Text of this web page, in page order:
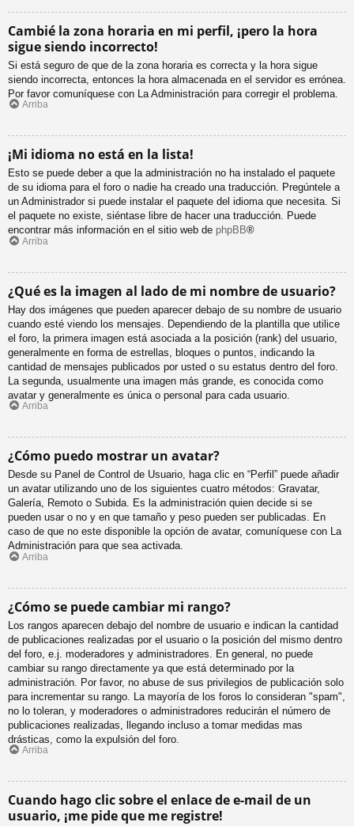
Cambié la zona horaria en mi perfil, ¡pero la hora
sigue siendo incorrecto!
Si está seguro de que de la zona horaria es correcta y la hora sigue
siendo incorrecta, entonces la hora almacenada en el servidor es errónea.
Por favor comuníquese con La Administración para corregir el problema.
Arriba
¡Mi idioma no está en la lista!
Esto se puede deber a que la administración no ha instalado el paquete
de su idioma para el foro o nadie ha creado una traducción. Pregúntele a
un Administrador si puede instalar el paquete del idioma que necesita. Si
el paquete no existe, siéntase libre de hacer una traducción. Puede
encontrar más información en el sitio web de phpBB®
Arriba
¿Qué es la imagen al lado de mi nombre de usuario?
Hay dos imágenes que pueden aparecer debajo de su nombre de usuario
cuando esté viendo los mensajes. Dependiendo de la plantilla que utilice
el foro, la primera imagen está asociada a la posición (rank) del usuario,
generalmente en forma de estrellas, bloques o puntos, indicando la
cantidad de mensajes publicados por usted o su estatus dentro del foro.
La segunda, usualmente una imagen más grande, es conocida como
avatar y generalmente es única o personal para cada usuario.
Arriba
¿Cómo puedo mostrar un avatar?
Desde su Panel de Control de Usuario, haga clic en “Perfil” puede añadir
un avatar utilizando uno de los siguientes cuatro métodos: Gravatar,
Galería, Remoto o Subida. Es la administración quien decide si se
pueden usar o no y en que tamaño y peso pueden ser publicadas. En
caso de que no este disponible la opción de avatar, comuníquese con La
Administración para que sea activada.
Arriba
¿Cómo se puede cambiar mi rango?
Los rangos aparecen debajo del nombre de usuario e indican la cantidad
de publicaciones realizadas por el usuario o la posición del mismo dentro
del foro, e.j. moderadores y administradores. En general, no puede
cambiar su rango directamente ya que está determinado por la
administración. Por favor, no abuse de sus privilegios de publicación solo
para incrementar su rango. La mayoría de los foros lo consideran "spam",
no lo toleran, y moderadores o administradores reducirán el número de
publicaciones realizadas, llegando incluso a tomar medidas mas
drásticas, como la expulsión del foro.
Arriba
Cuando hago clic sobre el enlace de e-mail de un
usuario, ¡me pide que me registre!